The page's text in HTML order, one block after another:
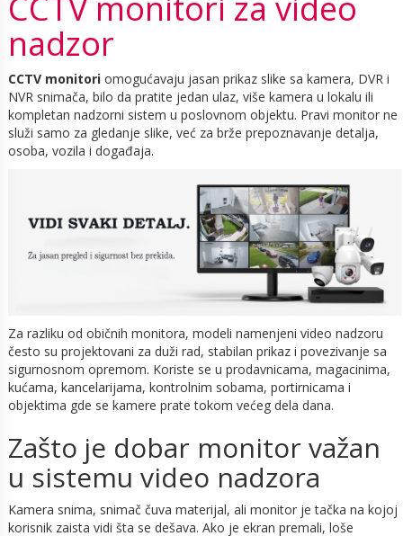
nadzor
CCTV monitori omogućavaju jasan prikaz slike sa kamera, DVR i
NVR snimača, bilo da pratite jedan ulaz, više kamera u lokalu ili
kompletan nadzorni sistem u poslovnom objektu. Pravi monitor ne
služi samo za gledanje slike, već za brže prepoznavanje detalja,
osoba, vozila i događaja.
Za razliku od običnih monitora, modeli namenjeni video nadzoru
često su projektovani za duži rad, stabilan prikaz i povezivanje sa
sigurnosnom opremom. Koriste se u prodavnicama, magacinima,
kućama, kancelarijama, kontrolnim sobama, portirnicama i
objektima gde se kamere prate tokom većeg dela dana.
Zašto je dobar monitor važan
u sistemu video nadzora
Kamera snima, snimač čuva materijal, ali monitor je tačka na kojoj
korisnik zaista vidi šta se dešava. Ako je ekran premali, loše